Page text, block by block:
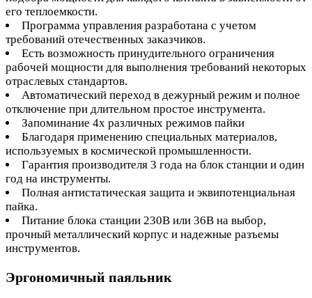
его теплоемкости.
Программа управления разработана с учетом
требований отечественных заказчиков.
Есть возможность принудительного ограничения
рабочей мощности для выполнения требований некоторых
отраслевых стандартов.
Автоматический переход в дежурный режим и полное
отключение при длительном простое инструмента.
Запоминание 4х различных режимов пайки
Благодаря применению специальных материалов,
используемых в космической промышленности.
Гарантия производителя 3 года на блок станции и один
год на инструменты.
Полная антистатическая защита и эквипотенциальная
пайка.
Питание блока станции 230В или 36В на выбор,
прочный металлический корпус и надежные разъемы
инструментов.
Эргономичный паяльник